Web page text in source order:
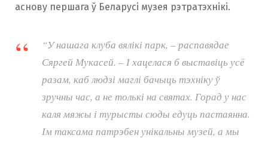
аснову першага ў Беларусі музея рэтратэхнікі.
“У нашага клуба вялікі парк, – распавядае
Сяргей Мукасей. – І хацелася б выставіць усё
разам, каб людзі маглі бачыць тэхніку ў
зручны час, а не толькі на святах. Горад у нас
каля мяжы і турысты сюды едуць пастаянна.
Ім таксама патрэбен унікальны музей, а мы